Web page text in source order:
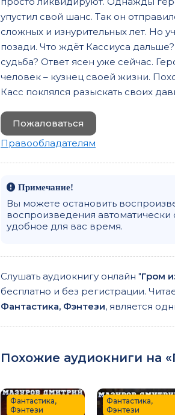
упустил свой шанс. Так он
сложных и изнурительных лет. Но
позади. Что ждёт Кассиуса
судьба? Ответ ясен уже сейчас.
человек – кузнец своей жизни.
Касс поклялся разыскать своих
Пожаловаться
Правообладателям
Примечание!
Вы можете остановить
воспроизведения
удобное для вас время.
Слушать аудиокнигу онлайн "Гром
бесплатно и без регистрации.
Фантастика, Фэнтези, является
Похожие аудиокниги на
Фантастика,
Фэнтези
Фантастика,
Фэнтези